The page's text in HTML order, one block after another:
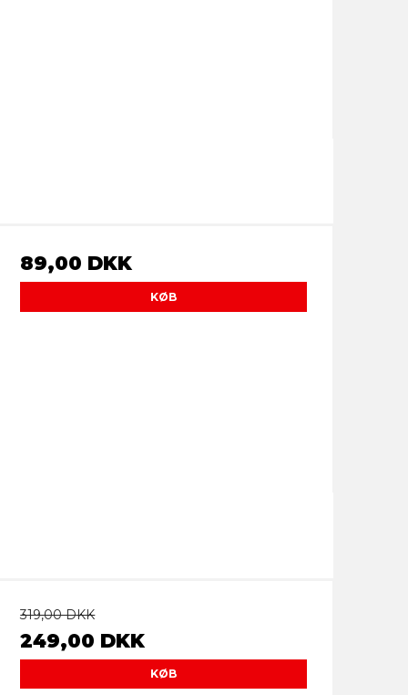
89,00 DKK
KØB
319,00 DKK
249,00 DKK
KØB